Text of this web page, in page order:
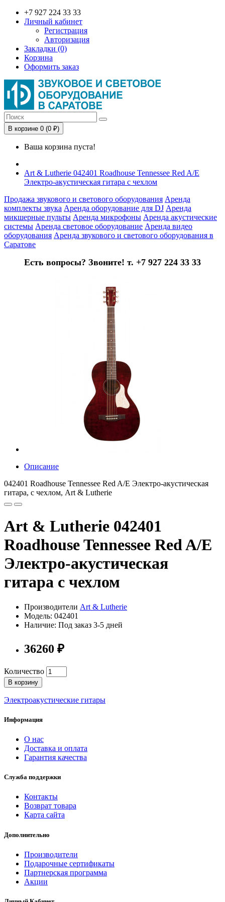
+7 927 224 33 33
Личный кабинет
Регистрация
Авторизация
Закладки (0)
Корзина
Оформить заказ
В корзине 0 (0 ₽)
Ваша корзина пуста!
Art & Lutherie 042401 Roadhouse Tennessee Red A/E
Электро-акустическая гитара с чехлом
Продажа звукового и светового оборудования Аренда
комплекты звука Аренда оборудование для DJ Аренда
микшерные пульты Аренда микрофоны Аренда акустические
системы Аренда световое оборудование Аренда видео
оборудования Аренда звукового и светового оборудования в
Саратове
Есть вопросы? Звоните! т. +7 927 224 33 33
Описание
042401 Roadhouse Tennessee Red A/E Электро-акустическая
гитара, с чехлом, Art & Lutherie
Art & Lutherie 042401
Roadhouse Tennessee Red A/E
Электро-акустическая
гитара с чехлом
Производители Art & Lutherie
Модель: 042401
Наличие: Под заказ 3-5 дней
36260 ₽
Количество
В корзину
Электроакустические гитары
Информация
О нас
Доставка и оплата
Гарантия качества
Служба поддержки
Контакты
Возврат товара
Карта сайта
Дополнительно
Производители
Подарочные сертификаты
Партнерская программа
Акции